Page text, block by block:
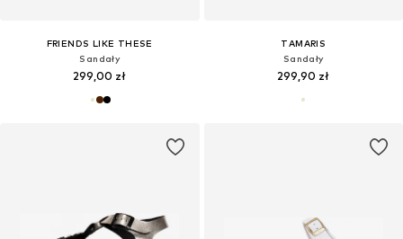
FRIENDS LIKE THESE
Sandały
299,00 zł
TAMARIS
Sandały
299,90 zł